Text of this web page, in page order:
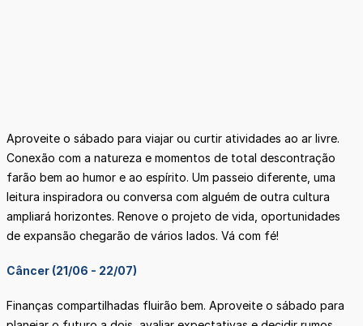
Aproveite o sábado para viajar ou curtir atividades ao ar livre.
Conexão com a natureza e momentos de total descontração
farão bem ao humor e ao espírito. Um passeio diferente, uma
leitura inspiradora ou conversa com alguém de outra cultura
ampliará horizontes. Renove o projeto de vida, oportunidades
de expansão chegarão de vários lados. Vá com fé!
Câncer (21/06 - 22/07)
Finanças compartilhadas fluirão bem. Aproveite o sábado para